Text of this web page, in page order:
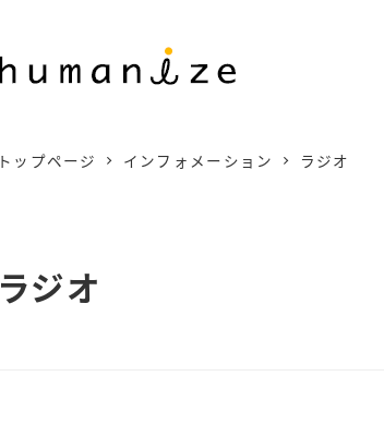
トップページ インフォメーション ラジオ
ラジオ